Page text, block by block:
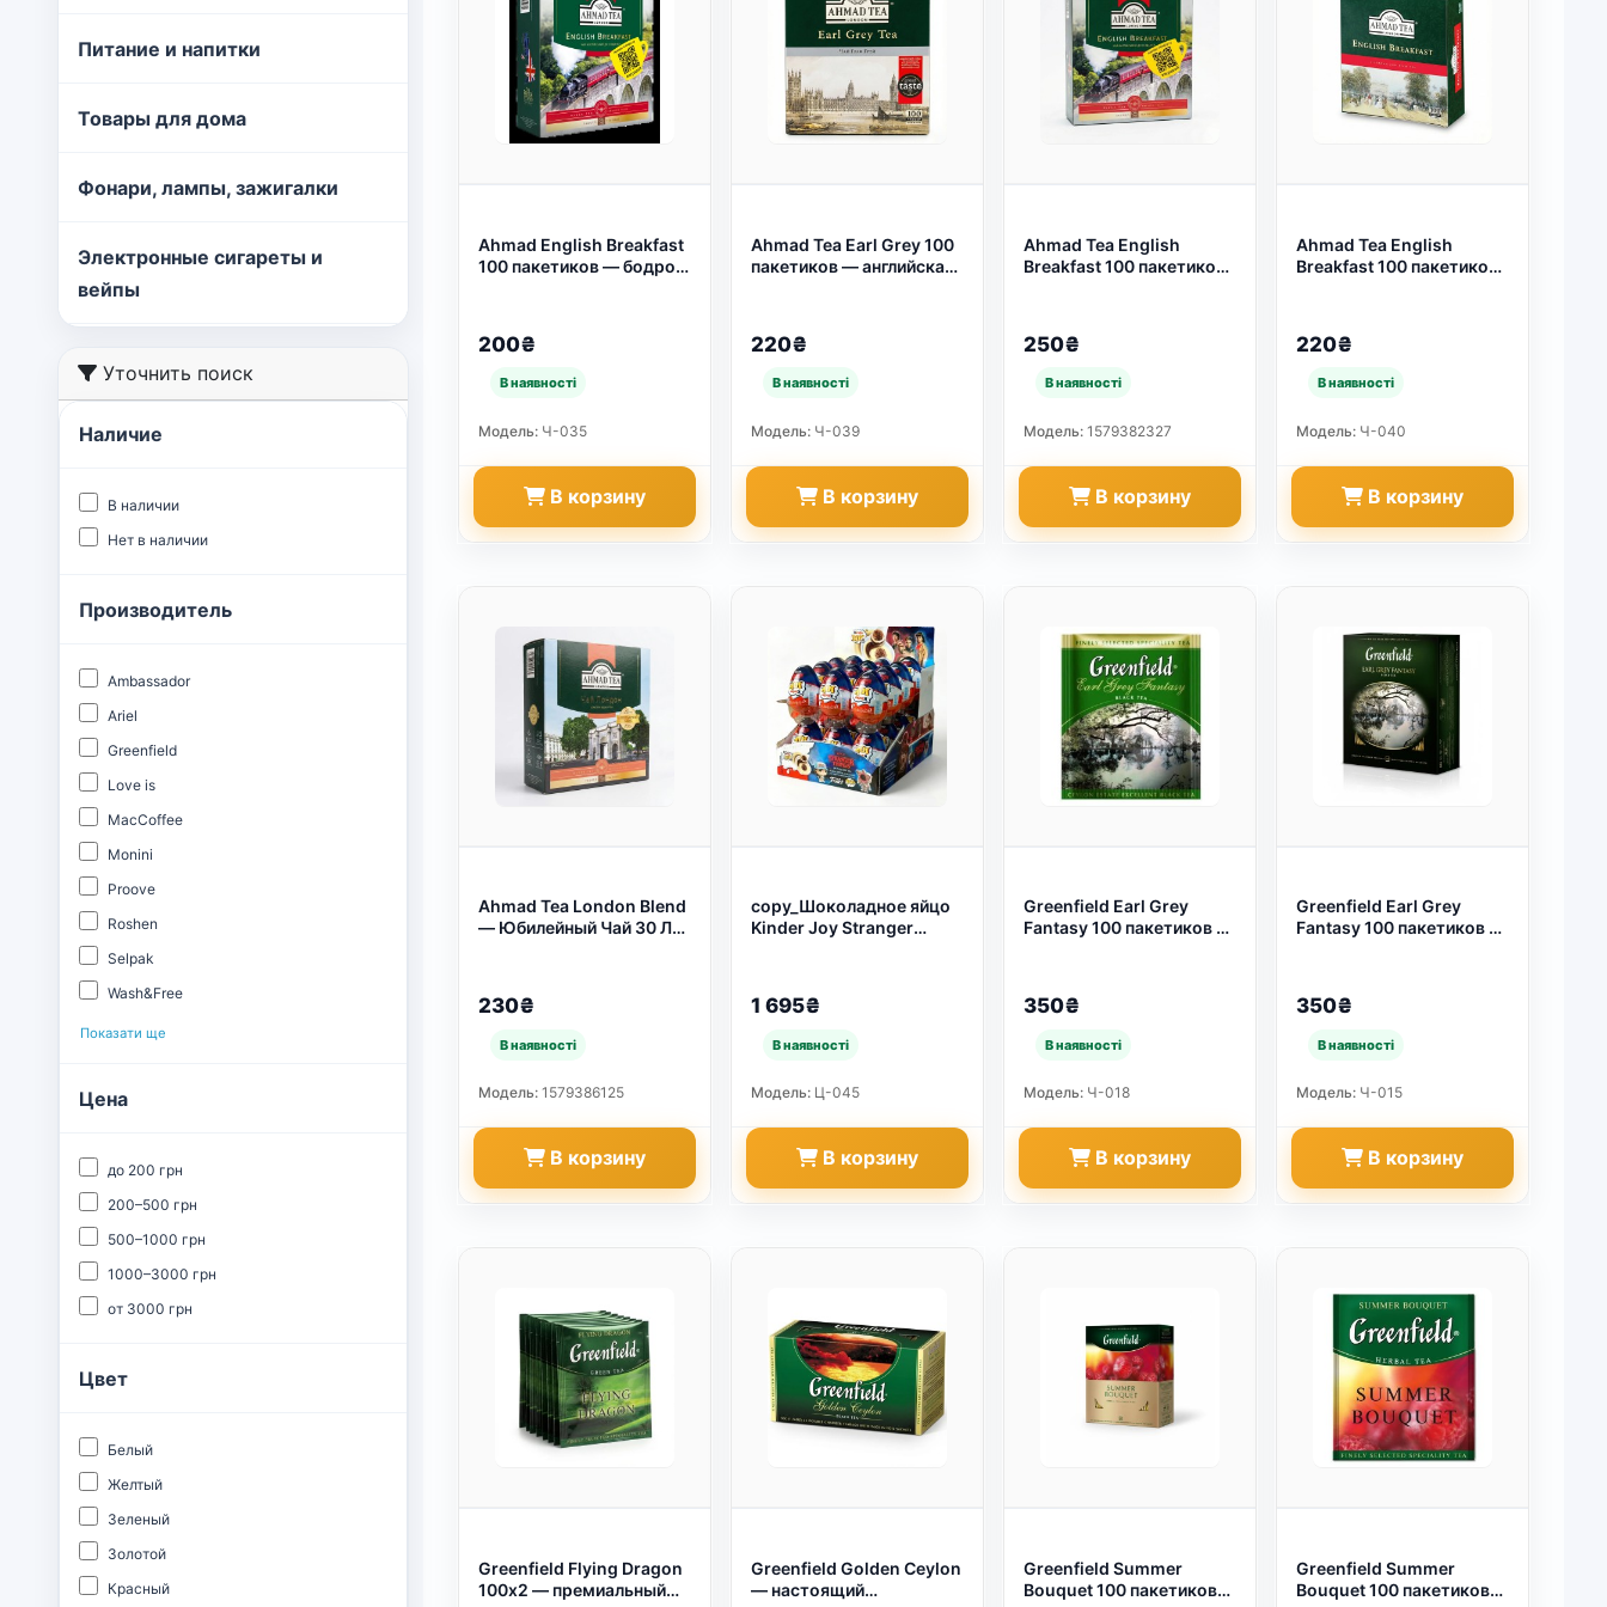
Питание и напитки
Товары для дома
Фонари, лампы, зажигалки
Электронные сигареты и
вейпы
Уточнить поиск
Наличие
В наличии
Нет в наличии
Производитель
Ambassador
Ariel
Greenfield
Love is
MacCoffee
Monini
Proove
Roshen
Selpak
Wash&Free
Показати ще
Цена
до 200 грн
200–500 грн
500–1000 грн
1000–3000 грн
от 3000 грн
Цвет
Белый
Желтый
Зеленый
Золотой
Красный
Ahmad English Breakfast
100 пакетиков — бодрое
200₴
Модель: Ч-035
В корзину
Ahmad Tea Earl Grey 100
пакетиков — английская
220₴
Модель: Ч-039
В корзину
Ahmad Tea English
Breakfast 100 пакетиков
250₴
Модель: 1579382327
В корзину
Ahmad Tea English
Breakfast 100 пакетиков
220₴
Модель: Ч-040
В корзину
Ahmad Tea London Blend
— Юбилейный Чай 30 Лет
230₴
Модель: 1579386125
В корзину
copy_Шоколадное яйцо
Kinder Joy Stranger
1 695₴
Модель: Ц-045
В корзину
Greenfield Earl Grey
Fantasy 100 пакетиков —
(арт. 69)
350₴
Модель: Ч-018
В корзину
Greenfield Earl Grey
Fantasy 100 пакетиков —
(арт. 72)
350₴
Модель: Ч-015
В корзину
Greenfield Flying Dragon
100х2 — премиальный
Greenfield Golden Ceylon
— настоящий
Greenfield Summer
Bouquet 100 пакетиков
Greenfield Summer
Bouquet 100 пакетиков